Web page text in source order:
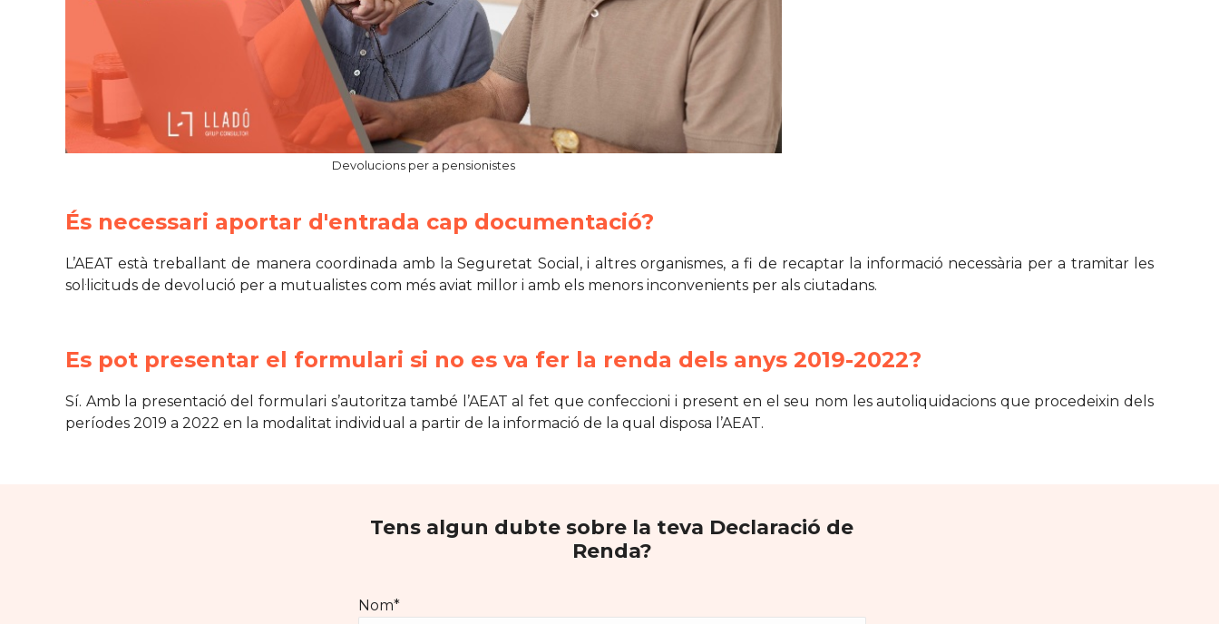
Devolucions per a pensionistes
És necessari aportar d'entrada cap documentació?
L’AEAT està treballant de manera coordinada amb la Seguretat Social, i altres organismes, a fi de recaptar la informació necessària per a tramitar les
sol·licituds de devolució per a mutualistes com més aviat millor i amb els menors inconvenients per als ciutadans.
Es pot presentar el formulari si no es va fer la renda dels anys 2019-2022?
Sí. Amb la presentació del formulari s’autoritza també l’AEAT al fet que confeccioni i present en el seu nom les autoliquidacions que procedeixin dels
períodes 2019 a 2022 en la modalitat individual a partir de la informació de la qual disposa l’AEAT.
Tens algun dubte sobre la teva Declaració de
Renda?
Nom*